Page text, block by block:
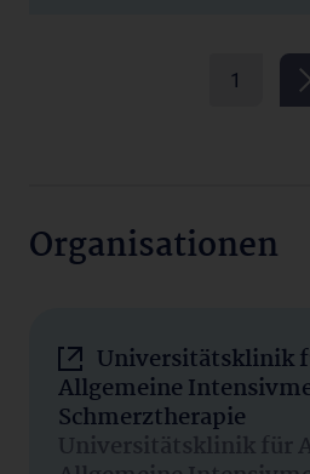
1
Organisationen
Universitätsklinik
Allgemeine
Schmerztherapie
Universitätsklinik für